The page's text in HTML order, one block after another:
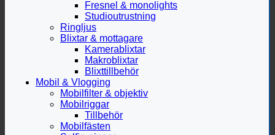
Fresnel & monolights
Studioutrustning
Ringljus
Blixtar & mottagare
Kamerablixtar
Makroblixtar
Blixttillbehör
Mobil & Vlogging
Mobilfilter & objektiv
Mobilriggar
Tillbehör
Mobilfästen